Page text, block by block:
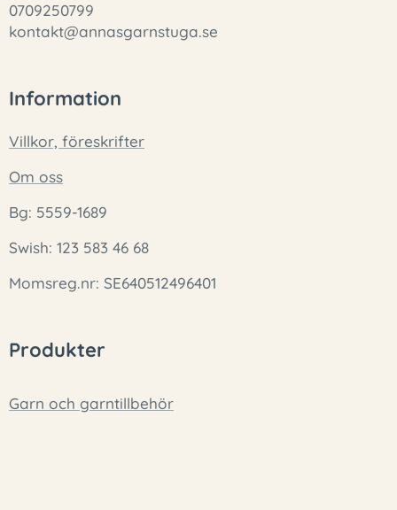
0709250799
kontakt@annasgarnstuga.se
Information
Villkor, föreskrifter
Om oss
Bg: 5559-1689
Swish: 123 583 46 68
Momsreg.nr: SE640512496401
Produkter
Garn och garntillbehör